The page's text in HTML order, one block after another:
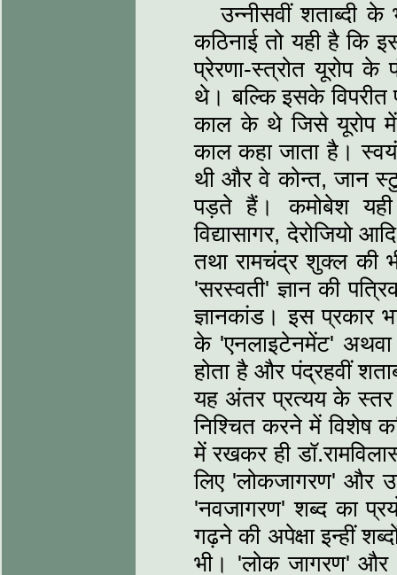
उन्‍नीसवीं शताब्‍दी
कठिनाई तो यही है कि
प्रेरणा-स्‍त्रोत यूरोप के
थे। बल्कि इसके
काल के थे जिसे यूरोप
काल कहा जाता है।
थी और वे कोन्‍त, जान
पड़ते हैं। कमोबेश यही
विद्यासागर, देरोजियो
तथा रामचंद्र शुक्‍ल की
'सरस्‍वती' ज्ञान की
ज्ञानकांड। इस प्रकार
के 'एनलाइटेनमेंट' अथवा
होता है और पंद्रहवीं
यह अंतर प्रत्‍यय के स्‍तर
निश्चित करने में विशेष
में रखकर ही
लिए 'लोकजागरण' और
'नवजागरण' शब्‍द का
गढ़ने की अपेक्षा इन्‍हीं
भी। 'लोक जागरण' और